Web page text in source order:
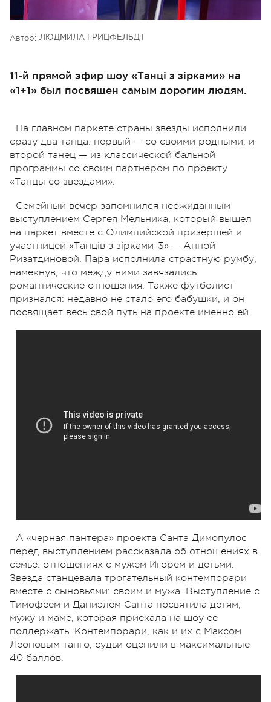
Автор: ЛЮДМИЛА ГРИЦФЕЛЬДТ
11-й прямой эфир шоу «Танці з зірками» на
«1+1» был посвящен самым дорогим людям.
На главном паркете страны звезды исполнили
сразу два танца: первый — со своими родными, и
второй танец — из классической бальной
программы со своим партнером по проекту
«Танцы со звездами».
Семейный вечер запомнился неожиданным
выступлением Сергея Мельника, который вышел
на паркет вместе с Олимпийской призершей и
участницей «Танців з зірками-3» — Анной
Ризатдиновой. Пара исполнила страстную румбу,
намекнув, что между ними завязались
романтические отношения. Также футболист
признался: недавно не стало его бабушки, и он
посвящает весь свой путь на проекте именно ей.
А «черная пантера» проекта Санта Димопулос
перед выступлением рассказала об отношениях в
семье: отношениях с мужем Игорем и детьми.
Звезда станцевала трогательный контемпорари
вместе с сыновьями: своим и мужа. Выступление с
Тимофеем и Даниэлем Санта посвятила детям,
мужу и маме, которая приехала на шоу ее
поддержать. Контемпорари, как и их с Максом
Леоновым танго, судьи оценили в максимальные
40 баллов.